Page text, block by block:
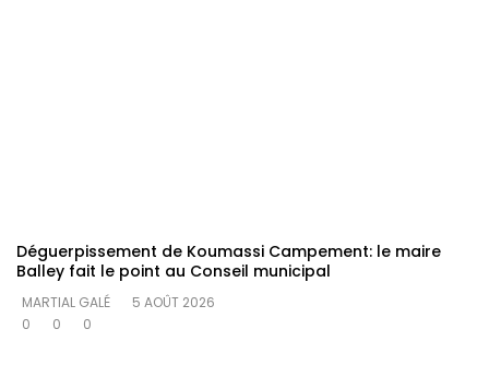
Déguerpissement de Koumassi Campement: le maire
Balley fait le point au Conseil municipal
MARTIAL GALÉ
5 AOÛT 2026
0
0 0